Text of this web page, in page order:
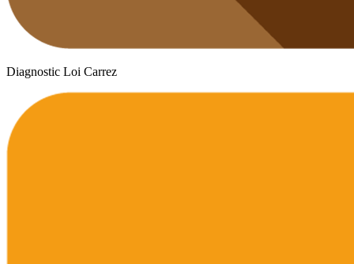
Diagnostic Loi Carrez